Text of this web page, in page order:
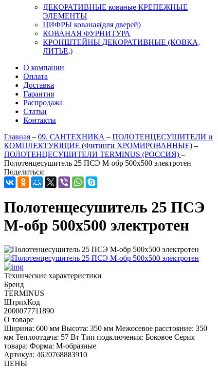
ДЕКОРАТИВНЫЕ кованые КРЕПЕЖНЫЕ
ЭЛЕМЕНТЫ
ЦИФРЫ кованая(для дверей)
КОВАНАЯ ФУРНИТУРА
КРОНШТЕЙНЫ ДЕКОРАТИВНЫЕ (КОВКА,
ЛИТЬЕ,)
О компании
Оплата
Доставка
Гарантия
Распродажа
Статьи
Контакты
Главная – 09. САНТЕХНИКА – ПОЛОТЕНЦЕСУШИТЕЛИ и
КОМПЛЕКТУЮЩИЕ (Фитинги ХРОМИРОВАННЫЕ) –
ПОЛОТЕНЦЕСУШИТЕЛИ TERMINUS (РОССИЯ) –
Полотенцесушитель 25 ПСЭ М-обр 500х500 электротен
Поделиться:
Полотенцесушитель 25 ПСЭ
М-обр 500х500 электротен
Технические характеристики
Бренд
TERMINUS
ШтрихКод
2000077711890
О товаре
Ширина: 600 мм Высота: 350 мм Межосевое расстояние: 350
мм Теплоотдача: 57 Вт Тип подключения: Боковое Серия
товара: Форма: М-образные
Артикул: 4620768883910
ЦЕНЫ